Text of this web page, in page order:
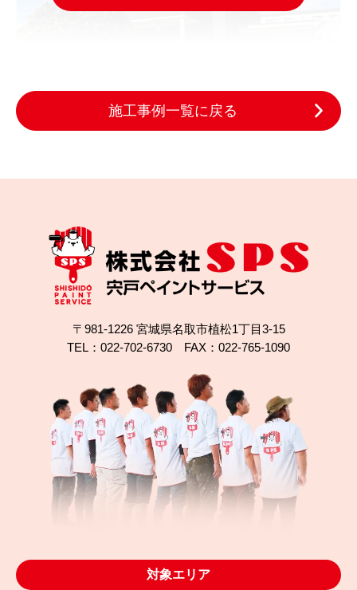
2025.10.04
ガルバリウム屋根は塗装できる？名取市植松の無機
塗装事例
施工事例一覧に戻る
〒981-1226 宮城県名取市植松1丁目3-15
TEL：022-702-6730 FAX：022-765-1090
対象エリア